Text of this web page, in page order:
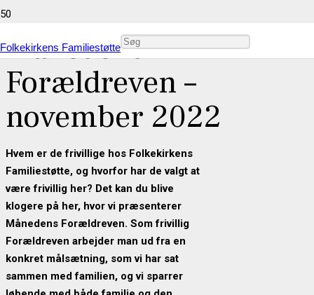
Folkekirkens Familiestøtte
Månedens
Forældreven –
november 2022
Hvem er de frivillige hos Folkekirkens
Familiestøtte, og hvorfor har de valgt at
være frivillig her? Det kan du blive
klogere på her, hvor vi præsenterer
Månedens Forældreven. Som frivillig
Forældreven arbejder man ud fra en
konkret målsætning, som vi har sat
sammen med familien, og vi sparrer